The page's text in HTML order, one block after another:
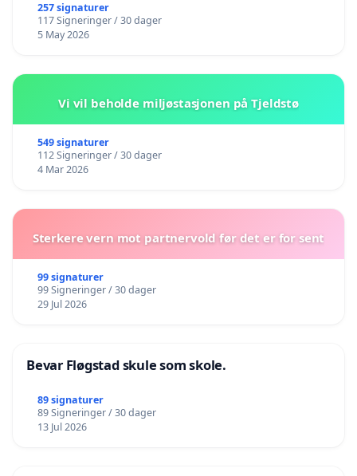
257 signaturer
117 Signeringer / 30 dager
5 May 2026
Vi vil beholde miljøstasjonen på Tjeldstø
549 signaturer
112 Signeringer / 30 dager
4 Mar 2026
Sterkere vern mot partnervold før det er for sent
99 signaturer
99 Signeringer / 30 dager
29 Jul 2026
Bevar Fløgstad skule som skole.
89 signaturer
89 Signeringer / 30 dager
13 Jul 2026